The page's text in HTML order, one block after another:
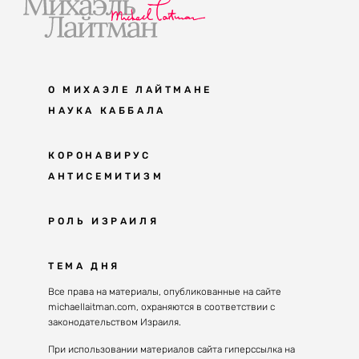
О МИХАЭЛЕ ЛАЙТМАНЕ
НАУКА КАББАЛА
Мудрость каббалы
Каббала сегодня
Великие каббалисты
Духовные состояния
Конгрессы каббалы
Каббалистическая музыка
КОРОНАВИРУС
АНТИСЕМИТИЗМ
Антисемитизм в современном мире
Решение
РОЛЬ ИЗРАИЛЯ
Почему евреи
Израиль сегодня
ТЕМА ДНЯ
Все права на материалы, опубликованные на сайте
michaellaitman.com, охраняются в соответствии с
законодательством Израиля.
При использовании материалов сайта гиперссылка на